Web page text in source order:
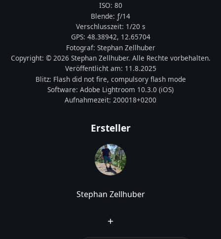
ISO: 80
Blende: ƒ/14
Verschlusszeit: 1/20 s
GPS: 48.38942, 12.65704
Fotograf: Stephan Zellhuber
Copyright: © 2026 Stephan Zellhuber. Alle Rechte vorbehalten.
Veröffentlicht am: 11.8.2025
Blitz: Flash did not fire, compulsory flash mode
Software: Adobe Lightroom 10.3.0 (iOS)
Aufnahmezeit: 200018+0200
Ersteller
Stephan Zellhuber